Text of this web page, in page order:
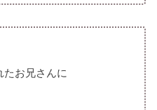
たお兄さんに